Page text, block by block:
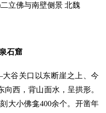
立佛与南壁侧景 北魏
石窟
谷关口以东断崖之上、今
西，背山面水，呈拱形。
大小佛龛400余个。开凿年